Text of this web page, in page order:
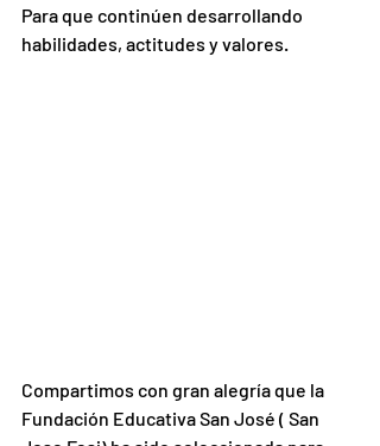
Para que continúen desarrollando
habilidades, actitudes y valores.
Compartimos con gran alegría que la
Fundación Educativa San José ( San